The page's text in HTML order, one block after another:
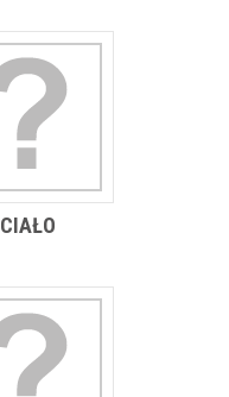
CIAŁO